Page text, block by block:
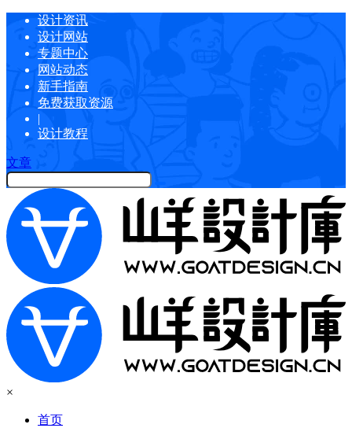
设计资讯
设计网站
专题中心
网站动态
新手指南
免费获取资源
|
设计教程
文章
×
首页